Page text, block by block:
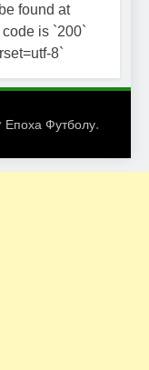
found at
is `200`
8`
Епоха Футболу.